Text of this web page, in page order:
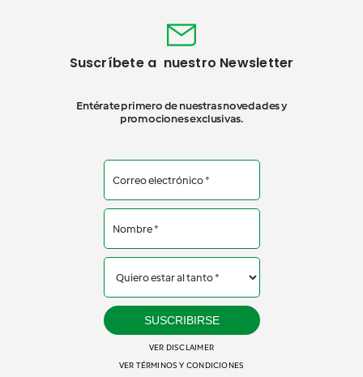
Suscríbete a nuestro Newsletter
Entérate primero de nuestras novedades y
promociones exclusivas.
SUSCRIBIRSE
VER DISCLAIMER
VER TÉRMINOS Y CONDICIONES